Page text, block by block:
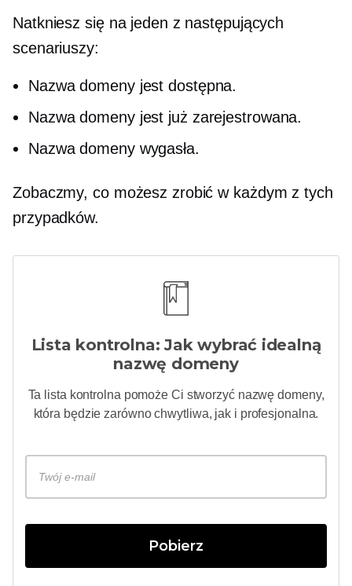
Natkniesz się na jeden z następujących
scenariuszy:
Nazwa domeny jest dostępna.
Nazwa domeny jest już zarejestrowana.
Nazwa domeny wygasła.
Zobaczmy, co możesz zrobić w każdym z tych
przypadków.
Lista kontrolna: Jak wybrać idealną
nazwę domeny
Ta lista kontrolna pomoże Ci stworzyć nazwę domeny,
która będzie zarówno chwytliwa, jak i profesjonalna.
Pobierz